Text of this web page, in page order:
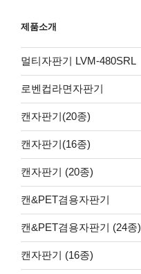
제품소개
멀티자판기 LVM-480SRL
로벤컵라면자판기
캔자판기(20종)
캔자판기(16종)
캔자판기 (20종)
캔&PET겸용자판기
캔&PET겸용자판기 (24종)
캔자판기 (16종)